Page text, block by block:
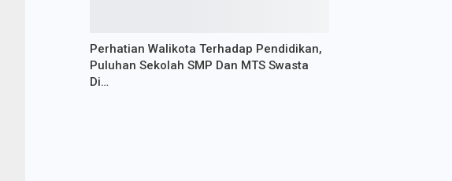
Perhatian Walikota Terhadap Pendidikan,
Puluhan Sekolah SMP Dan MTS Swasta
Di…